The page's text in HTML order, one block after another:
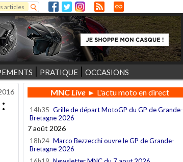
recherche
PRATIQUE OCCASIONS
MNCLive► L'actu moto en direct
14h35 Grille de départ MotoGP du GP de Grande-
Bretagne 2026
7 août 2026
18h24 Marco Bezzecchi ouvre le GP de Grande-
Bretagne 2026